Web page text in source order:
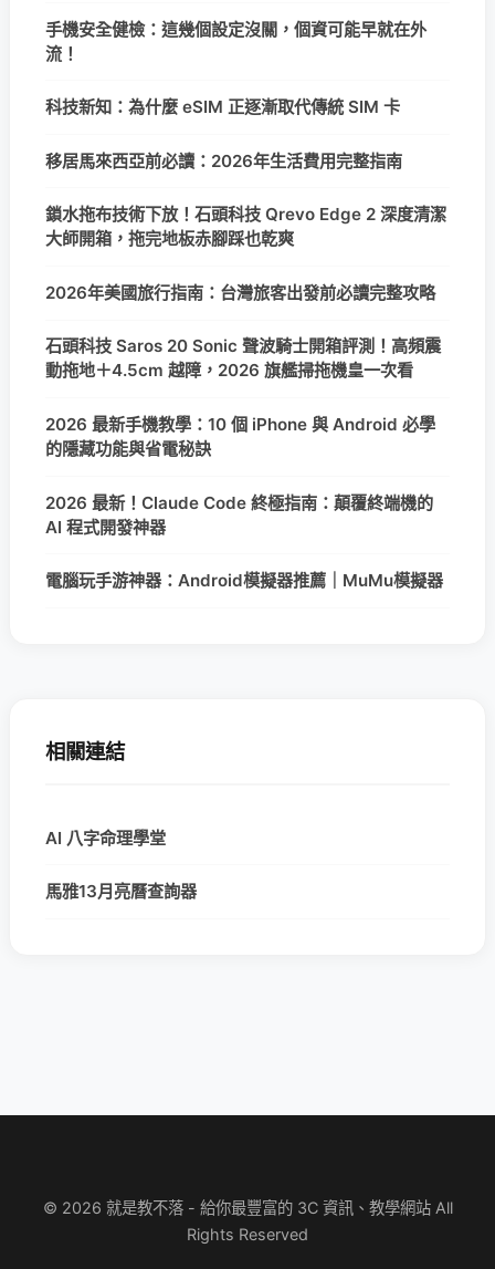
手機安全健檢：這幾個設定沒關，個資可能早就在外
流！
科技新知：為什麼 eSIM 正逐漸取代傳統 SIM 卡
移居馬來西亞前必讀：2026年生活費用完整指南
鎖水拖布技術下放！石頭科技 Qrevo Edge 2 深度清潔
大師開箱，拖完地板赤腳踩也乾爽
2026年美國旅行指南：台灣旅客出發前必讀完整攻略
石頭科技 Saros 20 Sonic 聲波騎士開箱評測！高頻震
動拖地＋4.5cm 越障，2026 旗艦掃拖機皇一次看
2026 最新手機教學：10 個 iPhone 與 Android 必學
的隱藏功能與省電秘訣
2026 最新！Claude Code 終極指南：顛覆終端機的
AI 程式開發神器
電腦玩手游神器：Android模擬器推薦｜MuMu模擬器
相關連結
AI 八字命理學堂
馬雅13月亮曆查詢器
© 2026 就是教不落 - 給你最豐富的 3C 資訊、教學網站 All
Rights Reserved